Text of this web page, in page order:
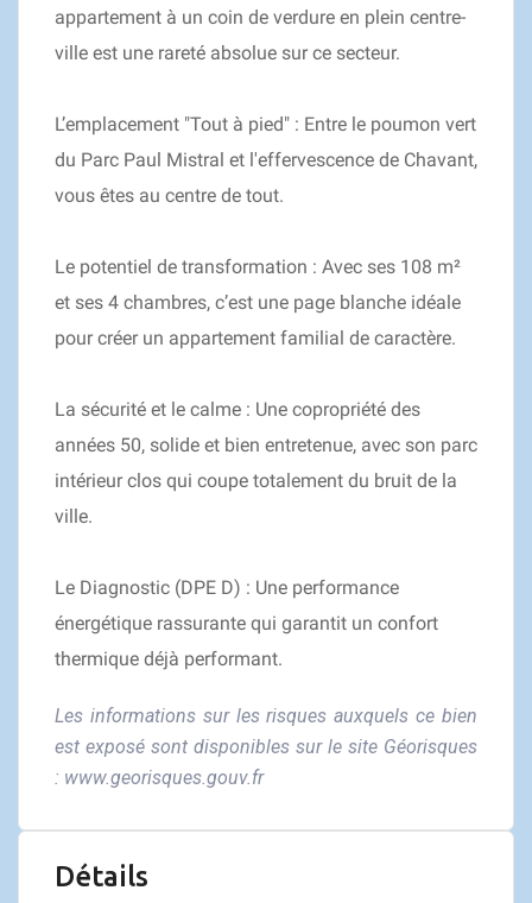
appartement à un coin de verdure en plein centre-
ville est une rareté absolue sur ce secteur.
L’emplacement "Tout à pied" : Entre le poumon vert
du Parc Paul Mistral et l'effervescence de Chavant,
vous êtes au centre de tout.
Le potentiel de transformation : Avec ses 108 m²
et ses 4 chambres, c’est une page blanche idéale
pour créer un appartement familial de caractère.
La sécurité et le calme : Une copropriété des
années 50, solide et bien entretenue, avec son parc
intérieur clos qui coupe totalement du bruit de la
ville.
Le Diagnostic (DPE D) : Une performance
énergétique rassurante qui garantit un confort
thermique déjà performant.
Les informations sur les risques auxquels ce bien
est exposé sont disponibles sur le site Géorisques
: www.georisques.gouv.fr
Détails